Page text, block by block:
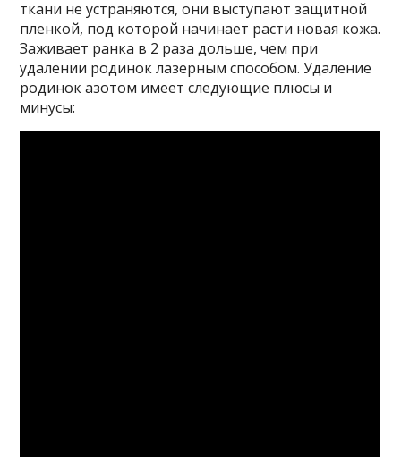
ткани не устраняются, они выступают защитной
пленкой, под которой начинает расти новая кожа.
Заживает ранка в 2 раза дольше, чем при
удалении родинок лазерным способом. Удаление
родинок азотом имеет следующие плюсы и
минусы: